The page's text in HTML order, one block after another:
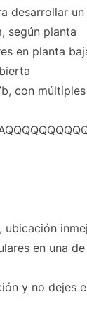
desarrollar
según planta
en planta
con
ubicación
en una
y no dejes